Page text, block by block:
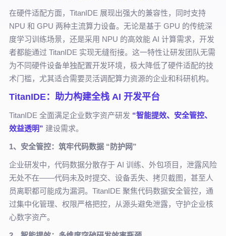
在硬件适配方面，TitanIDE 展现出强大的兼容性，同时支持
NPU 和 GPU 两种主流算力设备。无论是基于 GPU 的传统深
度学习训练场景，还是采用 NPU 的高效能 AI 计算需求，开发
者都能通过 TitanIDE 实现无缝衔接。这一特性让研发团队无需
为不同硬件设备单独配置开发环境，极大降低了硬件适配的技
术门槛，尤其适合需要灵活调配算力资源的企业和科研机构。
TitanIDE：助力构建全栈 AI 开发平台
TitanIDE 全面满足企业数字资产研发 “智能提效、安全管控、
效益透明” 建设需求。
1、安全管控：筑牢代码数据 “防护网”
企业研发中，代码数据分散存于 AI 训练、外包项目，泄露风险
无处不在——代码未及时提交、设备丢失、拷贝截图，甚至人
员离职都可能成为漏洞。TitanIDE 聚焦代码数据安全管控，通
过集中化管理、权限严格把控，从源头避免泄露，守护企业核
心数字资产。